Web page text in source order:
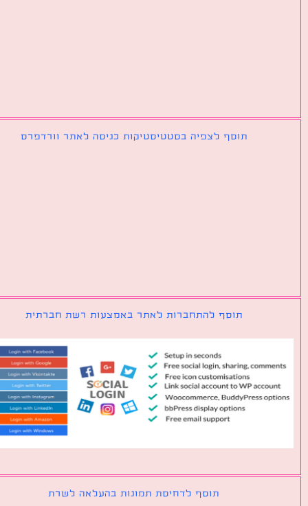
תוסף לצפיה בסטטיסטיקות כניסה לאתר וורדפרס
תוסף להתחברות לאתר באמצעות רשת חברתית
תוסף לדחיסת תמונות בהעלאה לשרת